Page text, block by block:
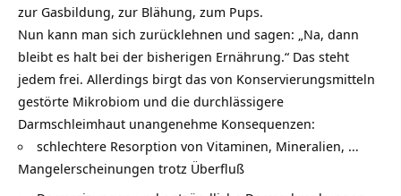
zur Gasbildung, zur Blähung, zum Pups.
Nun kann man sich zurücklehnen und sagen: „Na, dann
bleibt es halt bei der bisherigen Ernährung.“ Das steht
jedem frei. Allerdings birgt das von Konservierungsmitteln
gestörte Mikrobiom und die durchlässigere
Darmschleimhaut unangenehme Konsequenzen:
schlechtere Resorption von Vitaminen, Mineralien, …
Mangelerscheinungen trotz Überfluß